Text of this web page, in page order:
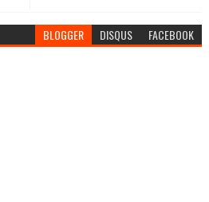
BLOGGER DISQUS FACEBOOK